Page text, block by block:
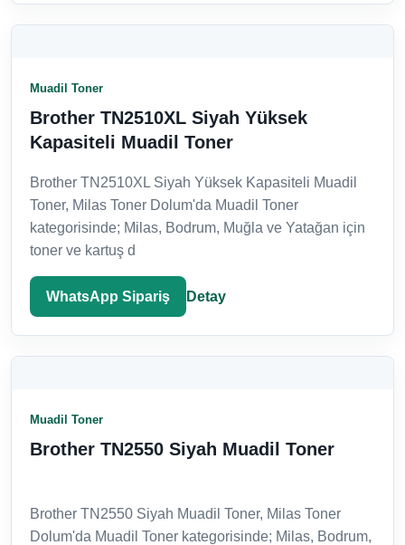
Muadil Toner
Brother TN2510XL Siyah Yüksek
Kapasiteli Muadil Toner
Brother TN2510XL Siyah Yüksek Kapasiteli Muadil
Toner, Milas Toner Dolum'da Muadil Toner
kategorisinde; Milas, Bodrum, Muğla ve Yatağan için
toner ve kartuş d
WhatsApp Sipariş Detay
Muadil Toner
Brother TN2550 Siyah Muadil Toner
Brother TN2550 Siyah Muadil Toner, Milas Toner
Dolum'da Muadil Toner kategorisinde; Milas, Bodrum,